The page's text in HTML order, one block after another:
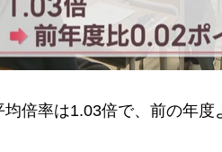
倍率は1.03倍で、前の年度